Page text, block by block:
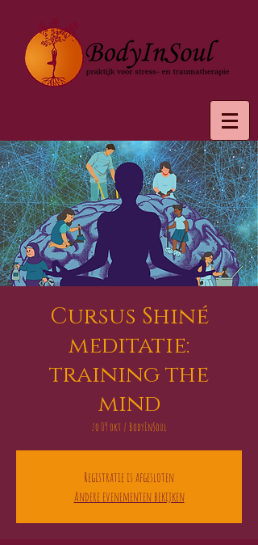
Cursus Shiné
meditatie:
training the
mind
zo 09 okt
  |
BodyInSoul
Registratie is afgesloten
Andere evenementen bekijken